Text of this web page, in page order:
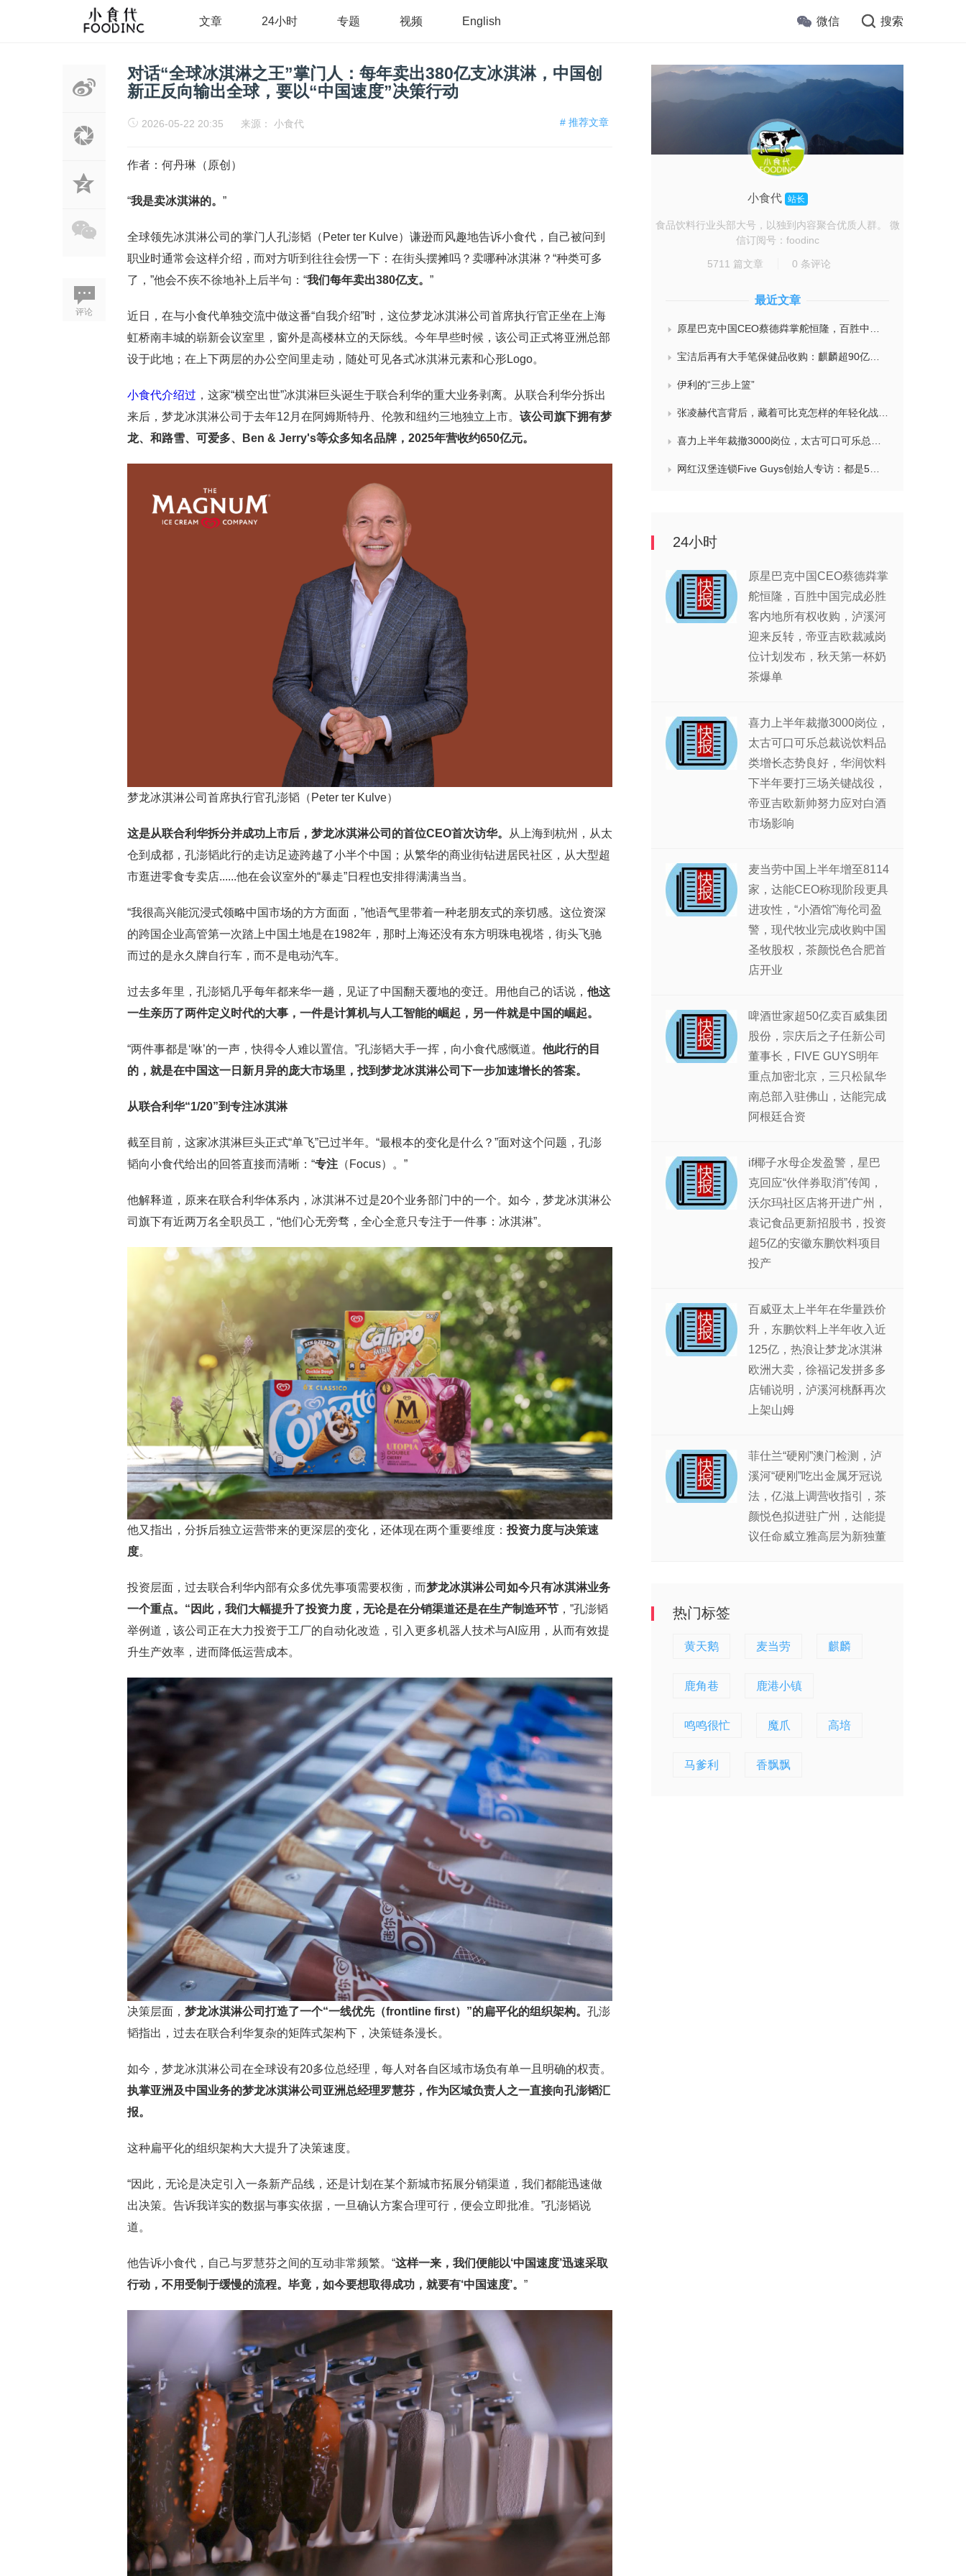
文章 24小时 专题 视频 English 微信 搜索
评论
对话“全球冰淇淋之王”掌门人：每年卖出380亿支冰淇淋，中国创
新正反向输出全球，要以“中国速度”决策行动
# 推荐文章
2026-05-22 20:35 来源： 小食代
作者：何丹琳（原创）
“我是卖冰淇淋的。 ”
全球领先冰淇淋公司的掌门人孔澎韬（Peter ter Kulve）谦逊而风趣地告诉小食代，自己被问到
职业时通常会这样介绍，而对方听到往往会愣一下：在街头摆摊吗？卖哪种冰淇淋？“种类可多
了，”他会不疾不徐地补上后半句：“我们每年卖出380亿支。 ”
近日，在与小食代单独交流中做这番“自我介绍”时，这位梦龙冰淇淋公司首席执行官正坐在上海
虹桥南丰城的崭新会议室里，窗外是高楼林立的天际线。今年早些时候，该公司正式将亚洲总部
设于此地；在上下两层的办公空间里走动，随处可见各式冰淇淋元素和心形Logo。
小食代介绍过 ，这家“横空出世”冰淇淋巨头诞生于联合利华的重大业务剥离。从联合利华分拆出
来后，梦龙冰淇淋公司于去年12月在阿姆斯特丹、伦敦和纽约三地独立上市。 该公司旗下拥有梦
龙、和路雪、可爱多、
Ben & Jerry's等众多知名品牌， 2025年营收约650亿元。
梦龙冰淇淋公司首席执行官孔澎韬（Peter ter Kulve）
这是从联合利华拆分并成功上市后，梦龙冰淇淋公司的首位CEO首次访华。
从上海到杭州，从太
仓到成都，孔澎韬此行的走访足迹跨越了小半个中国；从繁华的商业街钻进居民社区，从大型超
市逛进零食专卖店......他在会议室外的“暴走”日程也安排得满满当当。
“我很高兴能沉浸式领略中国市场的方方面面，”他语气里带着一种老朋友式的亲切感。这位资深
的跨国企业高管第一次踏上中国土地是在1982年，那时上海还没有东方明珠电视塔，街头飞驰
而过的是永久牌自行车，而不是电动汽车。
过去多年里，孔澎韬几乎每年都来华一趟，见证了中国翻天覆地的变迁。用他自己的话说， 他这
一生亲历了两件定义时代的大事，一件是计算机与人工智能的崛起，另一件就是中国的崛起。
“两件事都是‘咻’的一声，快得令人难以置信。”孔澎韬大手一挥，向小食代感慨道。 他此行的目
的，就是在中国这一日新月异的庞大市场里，找到梦龙冰淇淋公司下一步加速增长的答案。
从联合利华“1/20”到专注冰淇淋
截至目前，这家冰淇淋巨头正式“单飞”已过半年。“最根本的变化是什么？”面对这个问题，孔澎
韬向小食代给出的回答直接而清晰：“专注 （Focus）。”
他解释道，原来在联合利华体系内，冰淇淋不过是20个业务部门中的一个。如今，梦龙冰淇淋公
司旗下有近两万名全职员工，“他们心无旁骛，全心全意只专注于一件事：冰淇淋”。
他又指出，分拆后独立运营带来的更深层的变化，还体现在两个重要维度： 投资力度与决策速
度。
投资层面，过去联合利华内部有众多优先事项需要权衡，而梦龙冰淇淋公司如今只有冰淇淋业务
一个重点。“因此，我们大幅提升了投资力度，无论是在分销渠道还是在生产制造环节 ，”孔澎韬
举例道，该公司正在大力投资于工厂的自动化改造，引入更多机器人技术与AI应用，从而有效提
升生产效率，进而降低运营成本。
决策层面， 梦龙冰淇淋公司打造了一个“一线优先（frontline first）”的扁平化的组织架构。 孔澎
韬指出，过去在联合利华复杂的矩阵式架构下，决策链条漫长。
如今，梦龙冰淇淋公司在全球设有20多位总经理，每人对各自区域市场负有单一且明确的权责。
执掌亚洲及中国业务的梦龙冰淇淋公司亚洲总经理罗慧芬，作为区域负责人之一直接向孔澎韬汇
报。
这种扁平化的组织架构大大提升了决策速度。
“因此，无论是决定引入一条新产品线，还是计划在某个新城市拓展分销渠道，我们都能迅速做
出决策。告诉我详实的数据与事实依据，一旦确认方案合理可行，便会立即批准。”孔澎韬说
道。
他告诉小食代，自己与罗慧芬之间的互动非常频繁。“这样一来，我们便能以‘中国速度’迅速采取
行动，不用受制于缓慢的流程。毕竟，如今要想取得成功，就要有‘中国速度’。 ”
小食代 站长
食品饮料行业头部大号，以独到内容聚合优质人群。 微
信订阅号：foodinc
5711 篇文章 0 条评论
最近文章
原星巴克中国CEO蔡德粦掌舵恒隆，百胜中国完成必胜客内地所有权收购，泸溪河迎来反转，帝亚吉欧裁减岗位计划发布，秋天第一杯奶茶爆单
宝洁后再有大手笔保健品收购：麒麟超90亿拿下健美生，在华已入驻山姆和开市客等多渠道，为何超300亿资本一周内“疯抢”VMS？
伊利的“三步上篮”
张凌赫代言背后，藏着可比克怎样的年轻化战略？
喜力上半年裁撤3000岗位，太古可口可乐总裁说饮料品类增长态势良好，华润饮料下半年要打三场关键战役，帝亚吉欧新帅努力应对白酒市场影响
网红汉堡连锁Five Guys创始人专访：都是5个儿子和妻子在打理，绝不会与麦当劳正面竞争，要公司上市或卖盘的建议不时出现
24小时
原星巴克中国CEO蔡德粦掌
舵恒隆，百胜中国完成必胜
客内地所有权收购，泸溪河
迎来反转，帝亚吉欧裁减岗
位计划发布，秋天第一杯奶
茶爆单
喜力上半年裁撤3000岗位，
太古可口可乐总裁说饮料品
类增长态势良好，华润饮料
下半年要打三场关键战役，
帝亚吉欧新帅努力应对白酒
市场影响
麦当劳中国上半年增至8114
家，达能CEO称现阶段更具
进攻性，“小酒馆”海伦司盈
警，现代牧业完成收购中国
圣牧股权，茶颜悦色合肥首
店开业
啤酒世家超50亿卖百威集团
股份，宗庆后之子任新公司
董事长，FIVE GUYS明年
重点加密北京，三只松鼠华
南总部入驻佛山，达能完成
阿根廷合资
if椰子水母企发盈警，星巴
克回应“伙伴券取消”传闻，
沃尔玛社区店将开进广州，
袁记食品更新招股书，投资
超5亿的安徽东鹏饮料项目
投产
百威亚太上半年在华量跌价
升，东鹏饮料上半年收入近
125亿，热浪让梦龙冰淇淋
欧洲大卖，徐福记发拼多多
店铺说明，泸溪河桃酥再次
上架山姆
菲仕兰“硬刚”澳门检测，泸
溪河“硬刚”吃出金属牙冠说
法，亿滋上调营收指引，茶
颜悦色拟进驻广州，达能提
议任命威立雅高层为新独董
热门标签
黄天鹅 麦当劳 麒麟
鹿角巷 鹿港小镇
鸣鸣很忙 魔爪 高培
马爹利 香飘飘